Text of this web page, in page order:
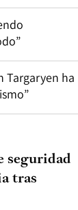
Targaryen ha
seguridad
tras